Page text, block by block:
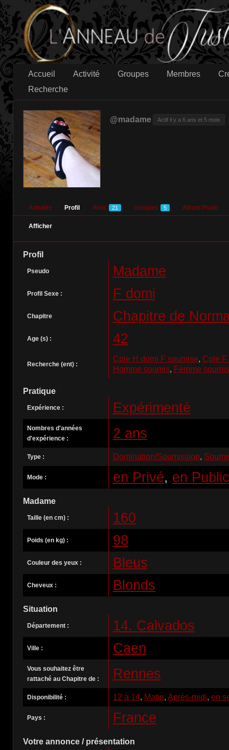
Accueil Activité Groupes Membres
Recherche
@madame Actif il y a 6 ans et 5 mois
Activités Profil Amis 21 Groupes 5 Album Photo
Afficher
Profil
Pseudo Madame
Profil Sexe : F domi
Chapitre Chapitre de
Age (s) : 42
Recherche (ent) :
Cple H domi F soumise, Cple F
Homme soumis, Femme
Pratique
Expérience : Expérimenté
Nombres d'années
d'expérience :
2 ans
Type : Domination/Soumission,
Mode : en Privé, en
Madame
Taille (en cm) : 160
Poids (en kg) : 98
Couleur des yeux : Bleus
Cheveux : Blonds
Situation
Département : 14. Calvados
Ville : Caen
Vous souhaitez être
rattaché au Chapitre de :
Rennes
Disponibilité : 12 à 14, Matin, Après-midi, en
Pays : France
Votre annonce / présentation